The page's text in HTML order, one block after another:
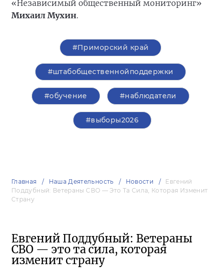
«Независимый общественный мониторинг»
Михаил Мухин.
#Приморский край
#штабобщественнойподдержки
#обучение #наблюдатели
#выборы2026
Главная Наша Деятельность Новости
Евгений
Поддубный: Ветераны СВО — Это Та Сила, Которая Изменит
Страну
Евгений Поддубный: Ветераны
СВО — это та сила, которая
изменит страну